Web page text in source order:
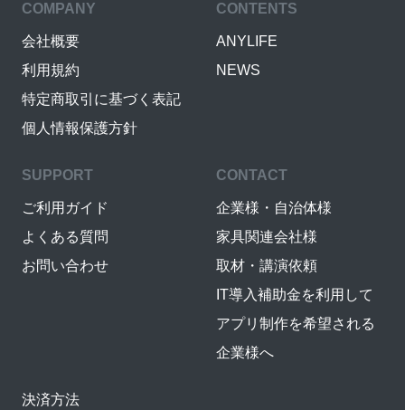
COMPANY
会社概要
利用規約
特定商取引に基づく表記
個人情報保護方針
CONTENTS
ANYLIFE
NEWS
SUPPORT
ご利用ガイド
よくある質問
お問い合わせ
CONTACT
企業様・自治体様
家具関連会社様
取材・講演依頼
IT導入補助金を利用して
アプリ制作を希望される
企業様へ
決済方法